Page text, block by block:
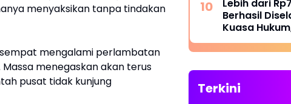
menyaksikan tanpa tindakan
sempat mengalami perlambatan
menegaskan akan terus
pusat tidak kunjung
Resmi Dilantik
HIPMI
Lebih dari
Berhasil
Kuasa
Utama
atas Dugaan
Terkini